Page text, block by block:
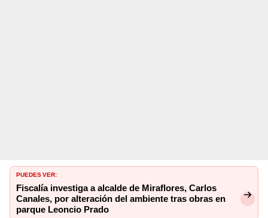
PUEDES VER:
Fiscalía investiga a alcalde de Miraflores, Carlos
Canales, por alteración del ambiente tras obras en
parque Leoncio Prado